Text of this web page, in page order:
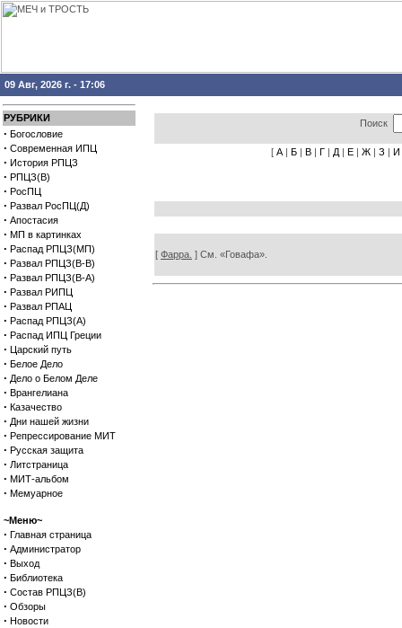
09 Авг, 2026 г. - 17:06
РУБРИКИ
· Богословие
· Современная ИПЦ
· История РПЦЗ
· РПЦЗ(В)
· РосПЦ
· Развал РосПЦ(Д)
· Апостасия
· МП в картинках
· Распад РПЦЗ(МП)
· Развал РПЦЗ(В-В)
· Развал РПЦЗ(В-А)
· Развал РИПЦ
· Развал РПАЦ
· Распад РПЦЗ(А)
· Распад ИПЦ Греции
· Царский путь
· Белое Дело
· Дело о Белом Деле
· Врангелиана
· Казачество
· Дни нашей жизни
· Репрессирование МИТ
· Русская защита
· Литстраница
· МИТ-альбом
· Мемуарное
~Меню~
· Главная страница
· Администратор
· Выход
· Библиотека
· Состав РПЦЗ(В)
· Обзоры
· Новости
Поиск
[ А | Б | В | Г | Д | Е | Ж | З | И
[ Фарра. ] См. «Говафа».